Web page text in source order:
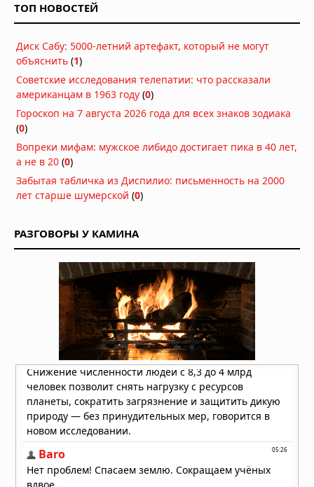
ТОП НОВОСТЕЙ
Диск Сабу: 5000-летний артефакт, который не могут
объяснить (1)
Советские исследования телепатии: что рассказали
американцам в 1963 году (0)
Гороскоп на 7 августа 2026 года для всех знаков зодиака
(0)
Вопреки мифам: мужское либидо достигает пика в 40 лет,
а не в 20 (0)
Забытая табличка из Диспилио: письменность на 2000
лет старше шумерской (0)
РАЗГОВОРЫ У КАМИНА